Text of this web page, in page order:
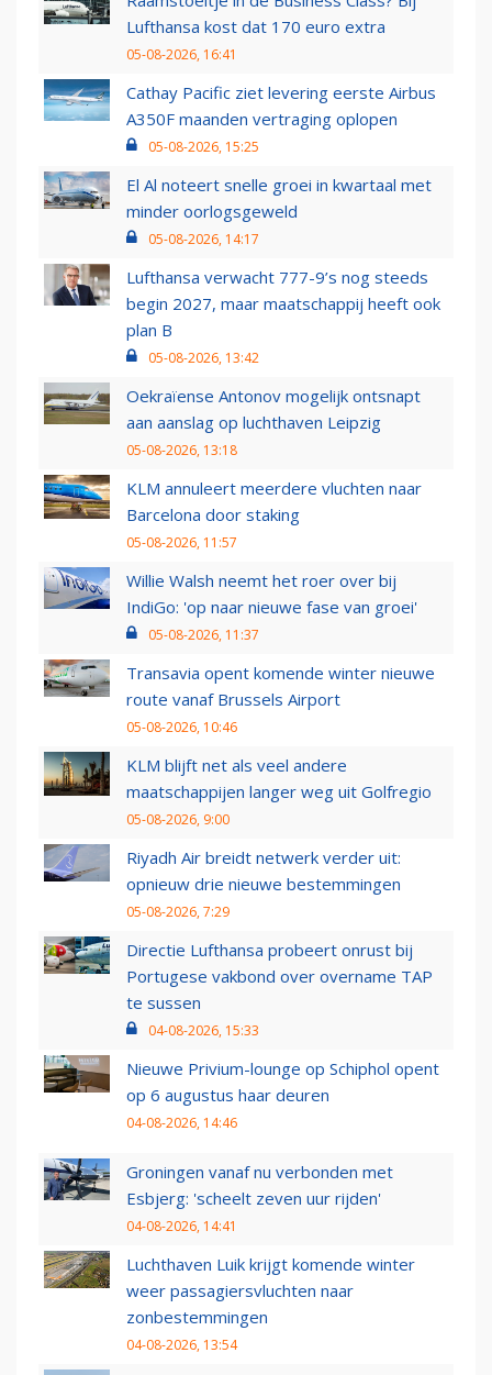
Lufthansa kost dat 170 euro extra
05-08-2026, 16:41
Cathay Pacific ziet levering eerste Airbus
A350F maanden vertraging oplopen
05-08-2026, 15:25
El Al noteert snelle groei in kwartaal met
minder oorlogsgeweld
05-08-2026, 14:17
Lufthansa verwacht 777-9’s nog steeds
begin 2027, maar maatschappij heeft ook
plan B
05-08-2026, 13:42
Oekraïense Antonov mogelijk ontsnapt
aan aanslag op luchthaven Leipzig
05-08-2026, 13:18
KLM annuleert meerdere vluchten naar
Barcelona door staking
05-08-2026, 11:57
Willie Walsh neemt het roer over bij
IndiGo: 'op naar nieuwe fase van groei'
05-08-2026, 11:37
Transavia opent komende winter nieuwe
route vanaf Brussels Airport
05-08-2026, 10:46
KLM blijft net als veel andere
maatschappijen langer weg uit Golfregio
05-08-2026, 9:00
Riyadh Air breidt netwerk verder uit:
opnieuw drie nieuwe bestemmingen
05-08-2026, 7:29
Directie Lufthansa probeert onrust bij
Portugese vakbond over overname TAP
te sussen
04-08-2026, 15:33
Nieuwe Privium-lounge op Schiphol opent
op 6 augustus haar deuren
04-08-2026, 14:46
Groningen vanaf nu verbonden met
Esbjerg: 'scheelt zeven uur rijden'
04-08-2026, 14:41
Luchthaven Luik krijgt komende winter
weer passagiersvluchten naar
zonbestemmingen
04-08-2026, 13:54